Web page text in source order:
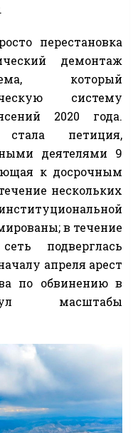
перестановка
демонтаж
который
систему
2020 года.
петиция,
деятелями 9
к досрочным
нескольких
в течение
подверглась
апреля арест
по обвинению в
масштабы